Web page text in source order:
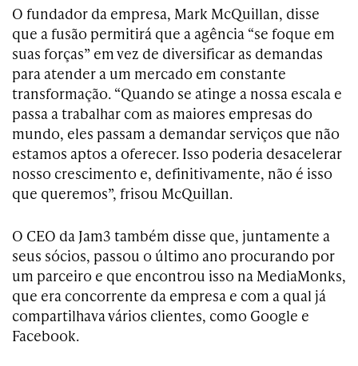
O fundador da empresa, Mark McQuillan, disse
que a fusão permitirá que a agência “se foque em
suas forças” em vez de diversificar as demandas
para atender a um mercado em constante
transformação. “Quando se atinge a nossa escala e
passa a trabalhar com as maiores empresas do
mundo, eles passam a demandar serviços que não
estamos aptos a oferecer. Isso poderia desacelerar
nosso crescimento e, definitivamente, não é isso
que queremos”, frisou McQuillan.
O CEO da Jam3 também disse que, juntamente a
seus sócios, passou o último ano procurando por
um parceiro e que encontrou isso na MediaMonks,
que era concorrente da empresa e com a qual já
compartilhava vários clientes, como Google e
Facebook.